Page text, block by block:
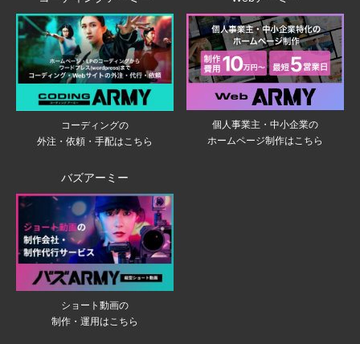
コーディングの
外注・依頼・手配はこちら
個人事業主・中小企業の
ホームページ制作はこちら
バズアーミー
ショート動画の
制作・運用はこちら